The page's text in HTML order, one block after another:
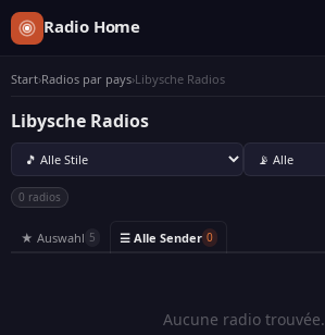
Radio Home
Start›Radios par pays›Libysche Radios
Libysche Radios
0 radios
★ Auswahl 5 ☰ Alle Sender 0
Aucune radio trouvée.